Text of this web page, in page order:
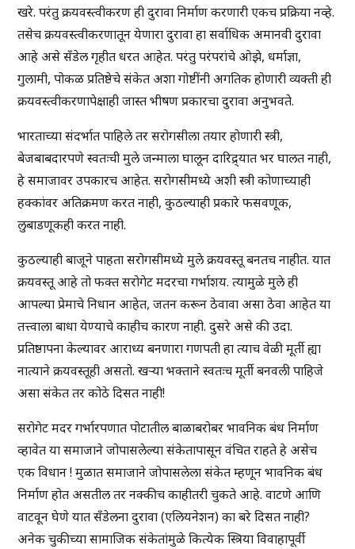
खरे. परंतु क्रयवस्त्वीकरण ही दुरावा निर्माण करणारी एकच प्रक्रिया नव्हे.
तसेच क्रयवस्त्वीकरणातून येणारा दुरावा हा सर्वाधिक अमानवी दुरावा
आहे असे सँडेल गृहीत धरत आहेत. परंतु परंपरांचे ओझे, धर्माज्ञा,
गुलामी, पोकळ प्रतिष्ठेचे संकेत अशा गोष्टींनी अगतिक होणारी व्यक्ती ही
क्रयवस्त्वीकरणापेक्षाही जास्त भीषण प्रकारचा दुरावा अनुभवते.
भारताच्या संदर्भात पाहिले तर सरोगसीला तयार होणारी स्त्री,
बेजबाबदारपणे स्वतःची मुले जन्माला घालून दारिद्र्यात भर घालत नाही,
हे समाजावर उपकारच आहेत. सरोगसीमध्ये अशी स्त्री कोणाच्याही
हक्कांवर अतिक्रमण करत नाही, कुठल्याही प्रकारे फसवणूक,
लुबाडणूकही करत नाही.
कुठल्याही बाजूने पाहता सरोगसीमध्ये मुले क्रयवस्तू बनतच नाहीत. यात
क्रयवस्तू आहे तो फक्त सरोगेट मदरचा गर्भाशय. त्यामुळे मुले ही
आपल्या प्रेमाचे निधान आहेत, जतन करून ठेवावा असा ठेवा आहेत या
तत्त्वाला बाधा येण्याचे काहीच कारण नाही. दुसरे असे की उदा.
प्रतिष्ठापना केल्यावर आराध्य बनणारा गणपती हा त्याच वेळी मूर्ती ह्या
नात्याने क्रयवस्तूही असतो. खऱ्या भक्ताने स्वतःच मूर्ती बनवली पाहिजे
असा संकेत तर कोठे दिसत नाही!
सरोगेट मदर गर्भारपणात पोटातील बाळाबरोबर भावनिक बंध निर्माण
व्हावेत या समाजाने जोपासलेल्या संकेतापासून वंचित राहते हे असेच
एक विधान ! मुळात समाजाने जोपासलेला संकेत म्हणून भावनिक बंध
निर्माण होत असतील तर नक्कीच काहीतरी चुकते आहे. वाटणे आणि
वाटवून घेणे यात सँडेलना दुरावा (एलियनेशन) का बरे दिसत नाही?
अनेक चुकीच्या सामाजिक संकेतांमुळे कित्येक स्त्रिया विवाहापूर्वी